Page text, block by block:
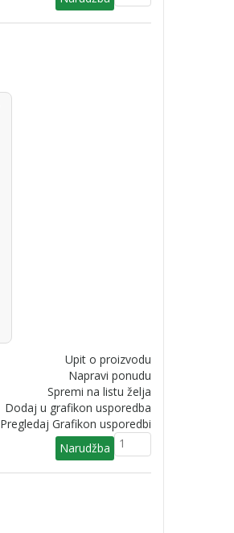
Upit o proizvodu
Napravi ponudu
Spremi na listu želja
Dodaj u grafikon usporedba
Pregledaj Grafikon usporedbi